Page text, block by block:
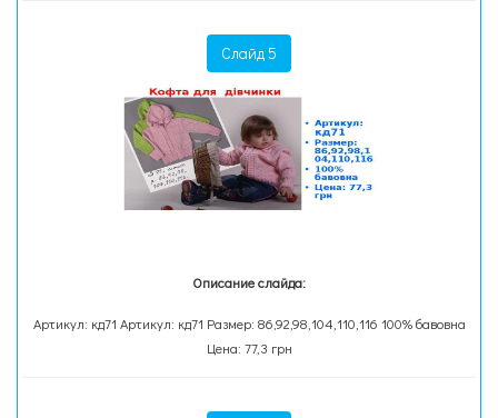
Слайд 5
Описание слайда:
Артикул: кд71 Артикул: кд71 Размер: 86,92,98,104,110,116 100% бавовна
Цена: 77,3 грн